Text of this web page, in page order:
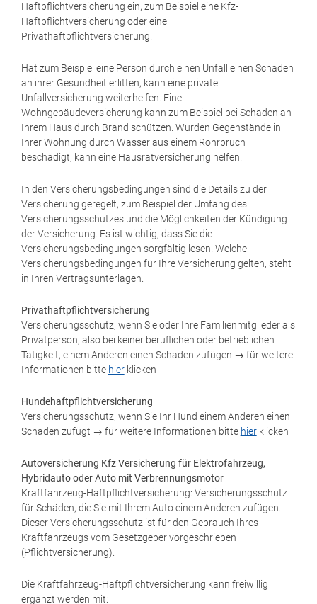
Haftpflichtversicherung ein, zum Beispiel eine Kfz-
Haftpflichtversicherung oder eine
Privathaftpflichtversicherung.
Hat zum Beispiel eine Person durch einen Unfall einen Schaden
an ihrer Gesundheit erlitten, kann eine private
Unfallversicherung weiterhelfen. Eine
Wohngebäudeversicherung kann zum Beispiel bei Schäden an
Ihrem Haus durch Brand schützen. Wurden Gegenstände in
Ihrer Wohnung durch Wasser aus einem Rohrbruch
beschädigt, kann eine Hausratversicherung helfen.
In den Versicherungsbedingungen sind die Details zu der
Versicherung geregelt, zum Beispiel der Umfang des
Versicherungsschutzes und die Möglichkeiten der Kündigung
der Versicherung. Es ist wichtig, dass Sie die
Versicherungsbedingungen sorgfältig lesen. Welche
Versicherungsbedingungen für Ihre Versicherung gelten, steht
in Ihren Vertragsunterlagen.
Privathaftpflichtversicherung
Versicherungsschutz, wenn Sie oder Ihre Familienmitglieder als
Privatperson, also bei keiner beruflichen oder betrieblichen
Tätigkeit, einem Anderen einen Schaden zufügen → für weitere
Informationen bitte hierklicken
Hundehaftpflichtversicherung
Versicherungsschutz, wenn Sie Ihr Hund einem Anderen einen
Schaden zufügt → für weitere Informationen bitte hierklicken
Autoversicherung Kfz Versicherung für Elektrofahrzeug,
Hybridauto oder Auto mit Verbrennungsmotor
Kraftfahrzeug-Haftpflichtversicherung: Versicherungsschutz
für Schäden, die Sie mit Ihrem Auto einem Anderen zufügen.
Dieser Versicherungsschutz ist für den Gebrauch Ihres
Kraftfahrzeugs vom Gesetzgeber vorgeschrieben
(Pflichtversicherung).
Die Kraftfahrzeug-Haftpflichtversicherung kann freiwillig
ergänzt werden mit: